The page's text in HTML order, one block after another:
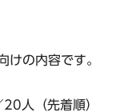
の内容です。
人（先着順）